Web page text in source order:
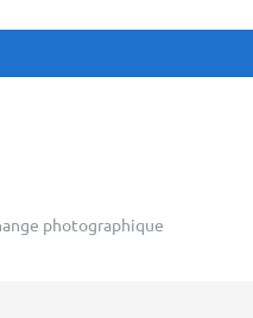
photographique